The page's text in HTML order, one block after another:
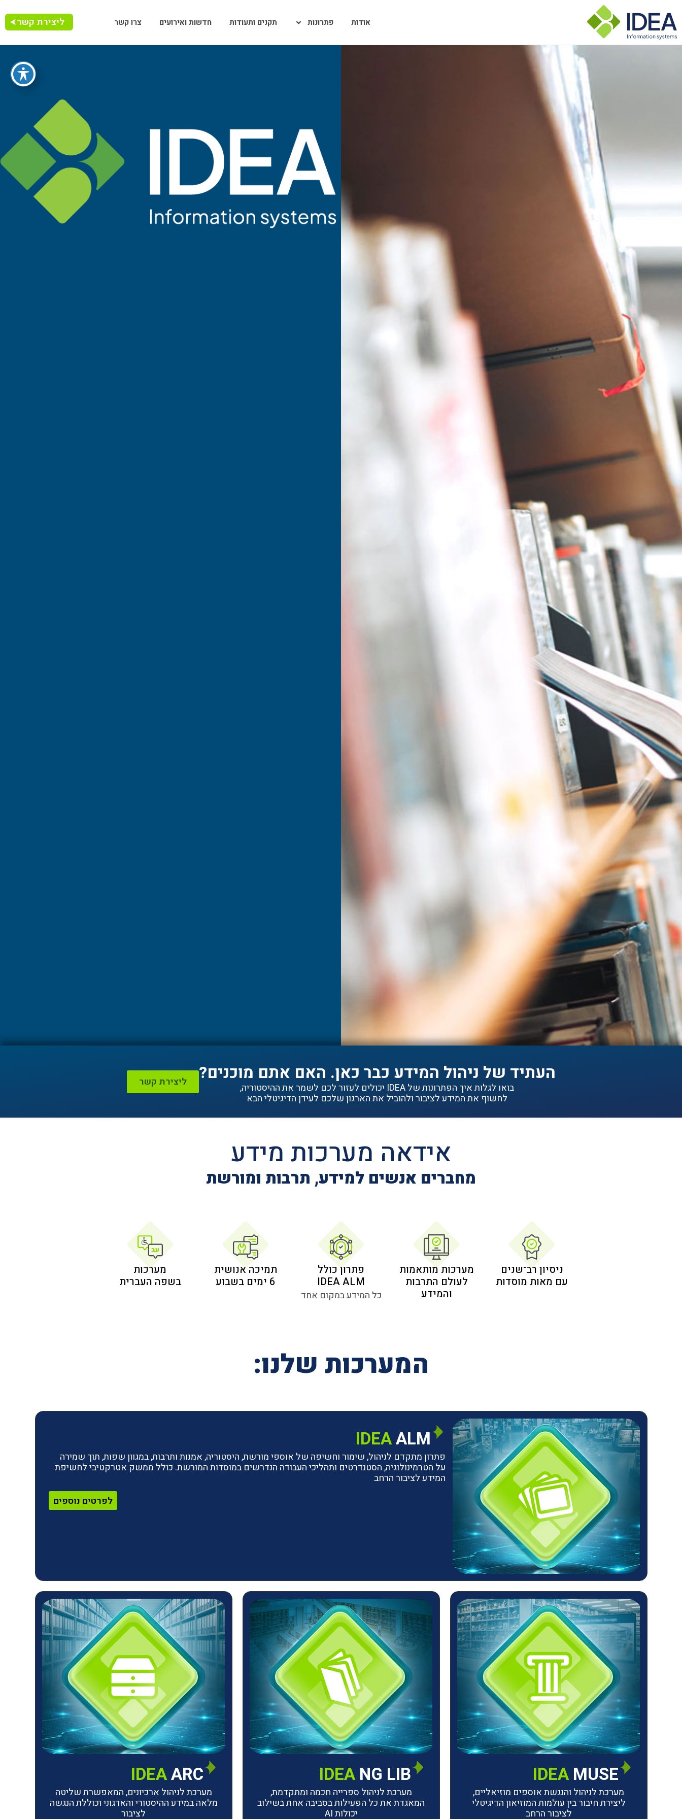
אודות פתרונות תקנים ותעודות חדשות ואירועים צרו קשר ליצירת קשר
העתיד של ניהול המידע כבר כאן. האם אתם מוכנים?
בואו לגלות איך הפתרונות של IDEA יכולים לעזור לכם לשמר את ההיסטוריה,
לחשוף את המידע לציבור ולהוביל את הארגון שלכם לעידן הדיגיטלי הבא
ליצירת קשר
אידאה מערכות מידע
מחברים אנשים למידע, תרבות ומורשת
ניסיון רב־שנים
עם מאות מוסדות
מערכות מותאמות
לעולם התרבות
והמידע
פתרון כולל
IDEA ALM
כל המידע במקום אחד
תמיכה אנושית
6 ימים בשבוע
מערכות
בשפה העברית
המערכות שלנו:
IDEAALM
פתרון מתקדם לניהול, שימור וחשיפה של אוספי מורשת, היסטוריה, אמנות ותרבות, במגוון שפות, תוך שמירה
על הטרמינולוגיה, הסטנדרטים ותהליכי העבודה הנדרשים במוסדות המורשת. כולל ממשק אטרקטיבי לחשיפת
המידע לציבור הרחב
לפרטים נוספים
IDEAMUSE
מערכת לניהול והנגשת אוספים מוזיאליים,
ליצירת חיבור בין עולמות המוזיאון הדיגיטלי
לציבור הרחב
IDEANG LIB
מערכת לניהול ספרייה חכמה ומתקדמת,
המאגדת את כל הפעילות בסביבה אחת בשילוב
יכולות AI
IDEAARC
מערכת לניהול ארכיונים, המאפשרת שליטה
מלאה במידע ההיסטורי והארגוני וכוללת הנגשה
לציבור